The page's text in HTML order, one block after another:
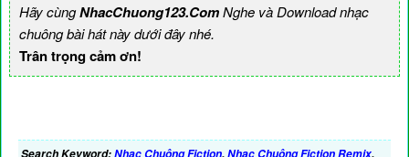
Hãy cùngNhacChuong123.ComNghe và Download nhạc
chuông bài hát này dưới đây nhé.
Trân trọng cảm ơn!
Search Keyword:Nhạc Chuông Fiction,Nhạc Chuông Fiction Remix,